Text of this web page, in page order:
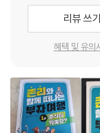
학교 졸업식 날, 존리
할 수 없을 정도로 큰
아이들이 낸 수업료
2권은 좋은 대학교를
만이 정답일까?”하고
야기가 이어진다.
리뷰 쓰기
혜택 및 유의